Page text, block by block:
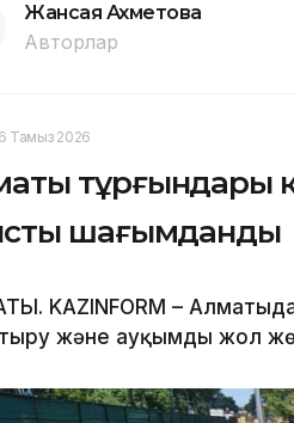
Жансая Ахметова
Авторлар
Тамыз 2026
тұрғындары
шағымданды
KAZINFORM –
және ауқымды жол